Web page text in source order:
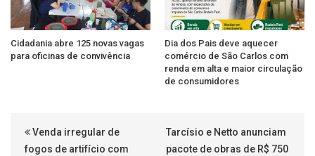
Cidadania abre 125 novas vagas
para oficinas de convivência
Dia dos Pais deve aquecer
comércio de São Carlos com
renda em alta e maior circulação
de consumidores
Venda irregular de
fogos de artifício com
Tarcísio e Netto anunciam
pacote de obras de R$ 750